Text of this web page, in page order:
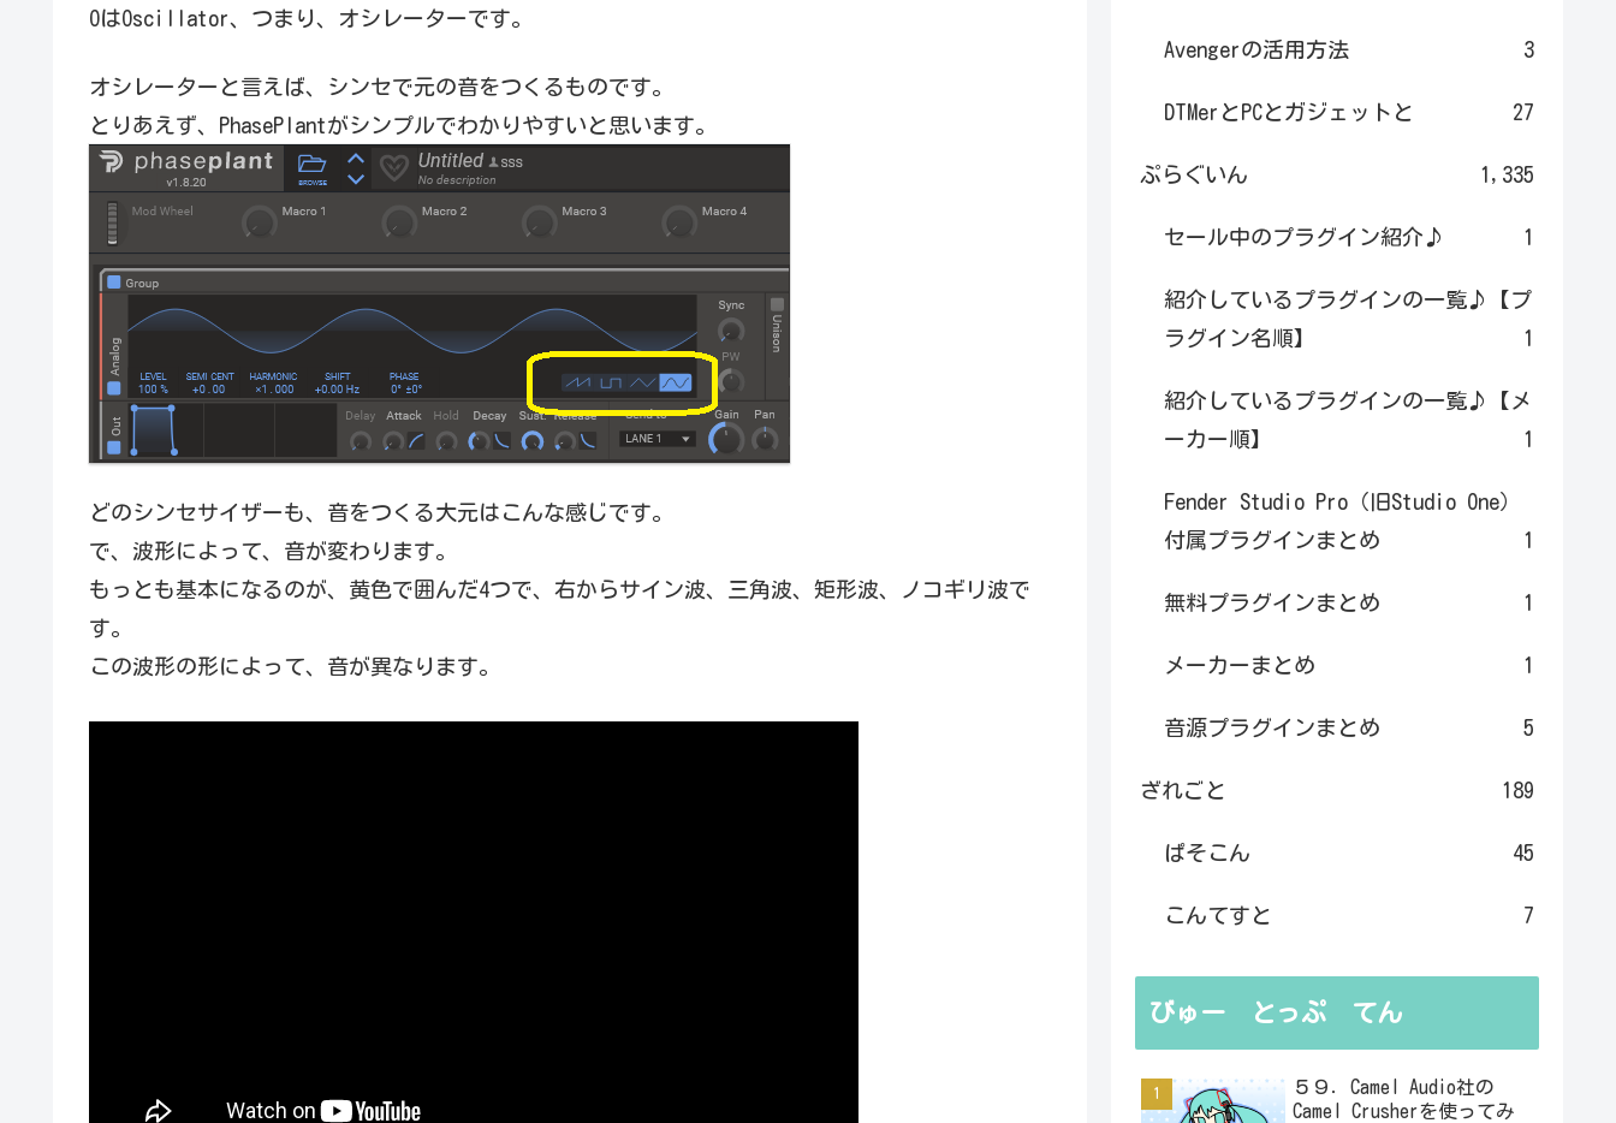
OはOscillator、つまり、オシレーターです。
オシレーターと言えば、シンセで元の音をつくるものです。
とりあえず、PhasePlantがシンプルでわかりやすいと思います。
どのシンセサイザーも、音をつくる大元はこんな感じです。
で、波形によって、音が変わります。
もっとも基本になるのが、黄色で囲んだ4つで、右からサイン波、三角波、矩形波、ノコギリ波で
す。
この波形の形によって、音が異なります。
Avengerの活用方法 3
DTMerとPCとガジェットと 27
ぷらぐいん 1,335
セール中のプラグイン紹介♪ 1
紹介しているプラグインの一覧♪【プ
ラグイン名順】
1
紹介しているプラグインの一覧♪【メ
ーカー順】
1
Fender Studio Pro（旧Studio One）
付属プラグインまとめ
1
無料プラグインまとめ 1
メーカーまとめ 1
音源プラグインまとめ 5
ざれごと 189
ぱそこん 45
こんてすと 7
びゅー とっぷ てん
５９．Camel Audio社の
Camel Crusherを使ってみ